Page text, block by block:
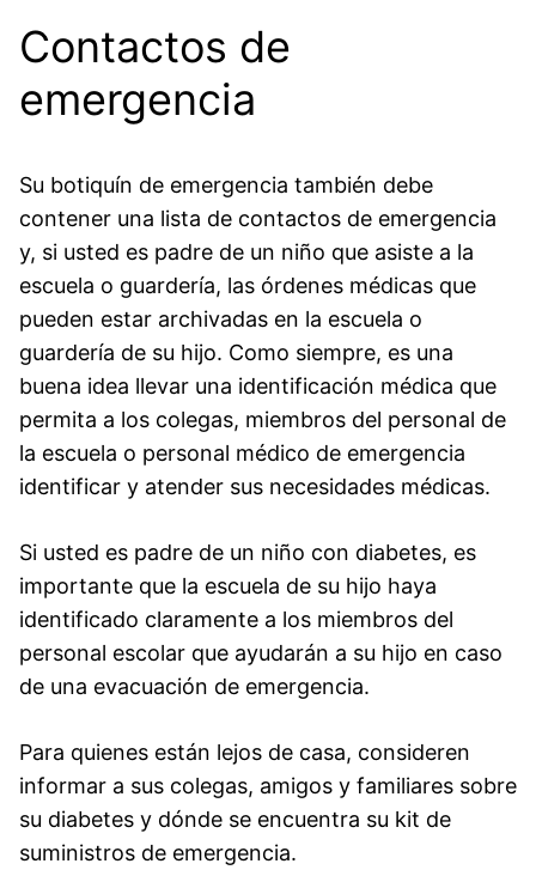
Contactos de
emergencia
Su botiquín de emergencia también debe
contener una lista de contactos de emergencia
y, si usted es padre de un niño que asiste a la
escuela o guardería, las órdenes médicas que
pueden estar archivadas en la escuela o
guardería de su hijo. Como siempre, es una
buena idea llevar una identificación médica que
permita a los colegas, miembros del personal de
la escuela o personal médico de emergencia
identificar y atender sus necesidades médicas.
Si usted es padre de un niño con diabetes, es
importante que la escuela de su hijo haya
identificado claramente a los miembros del
personal escolar que ayudarán a su hijo en caso
de una evacuación de emergencia.
Para quienes están lejos de casa, consideren
informar a sus colegas, amigos y familiares sobre
su diabetes y dónde se encuentra su kit de
suministros de emergencia.